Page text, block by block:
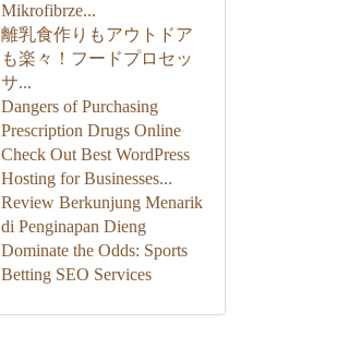
Mikrofibrze...
離乳食作りもアウトドア
も楽々！フードプロセッ
サ...
Dangers of Purchasing
Prescription Drugs Online
Check Out Best WordPress
Hosting for Businesses...
Review Berkunjung Menarik
di Penginapan Dieng
Dominate the Odds: Sports
Betting SEO Services